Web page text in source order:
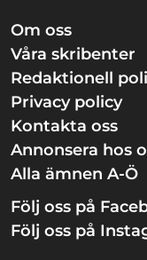
Om oss
Våra skribenter
Redaktionell
Privacy policy
Kontakta oss
Annonsera hos
Alla ämnen A-Ö
Följ oss på
Följ oss på